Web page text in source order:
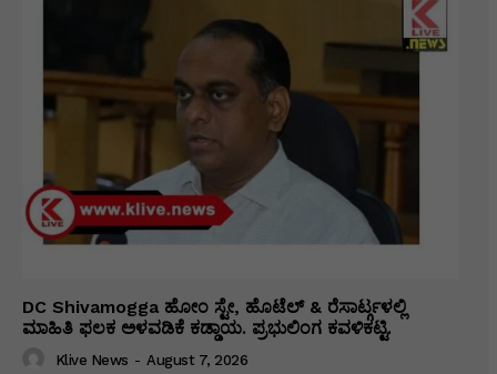
DC Shivamogga ಹೋಂ ಸ್ಟೇ, ಹೊಟೆಲ್ & ರೆಸಾರ್ಟ್ಗಳಲ್ಲಿ
ಮಾಹಿತಿ ಫಲಕ ಅಳವಡಿಕೆ ಕಡ್ಡಾಯ. ಪ್ರಭುಲಿಂಗ ಕವಳಿಕಟ್ಟಿ.
Klive News - August 7, 2026